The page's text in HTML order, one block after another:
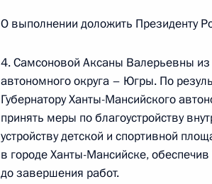
Федерации по приёму граждан в
11 января 2024 года, четверг
Продлён контроль исполнения
в режиме видео-конференц-связи
О выполнении доложить Президенту
4. Самсоновой Аксаны Валерьевны
автономного округа – Югры. По
Губернатору Ханты-Мансийского
принять меры по благоустройству
устройству детской и спортивной
в городе Ханты-Мансийске,
до завершения работ.